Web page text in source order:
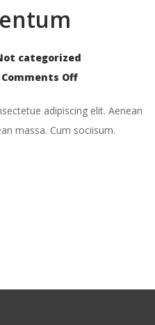
categorized
Comments Offon
adipiscing elit. Aenean
massa. Cum sociisum.